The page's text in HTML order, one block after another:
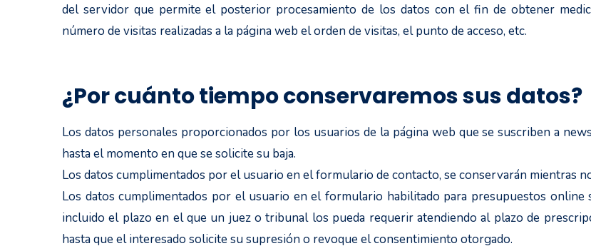
del servidor que permite el posterior procesamiento de los datos con el fin de obtener
número de visitas realizadas a la página web el orden de visitas, el punto de acceso, etc.
¿Por cuánto tiempo conservaremos sus datos?
Los datos personales proporcionados por los usuarios de la página web que se suscriben a
hasta el momento en que se solicite su baja.
Los datos cumplimentados por el usuario en el formulario de contacto, se conservarán mientras
Los datos cumplimentados por el usuario en el formulario habilitado para presupuestos
incluido el plazo en el que un juez o tribunal los pueda requerir atendiendo al plazo de
hasta que el interesado solicite su supresión o revoque el consentimiento otorgado.